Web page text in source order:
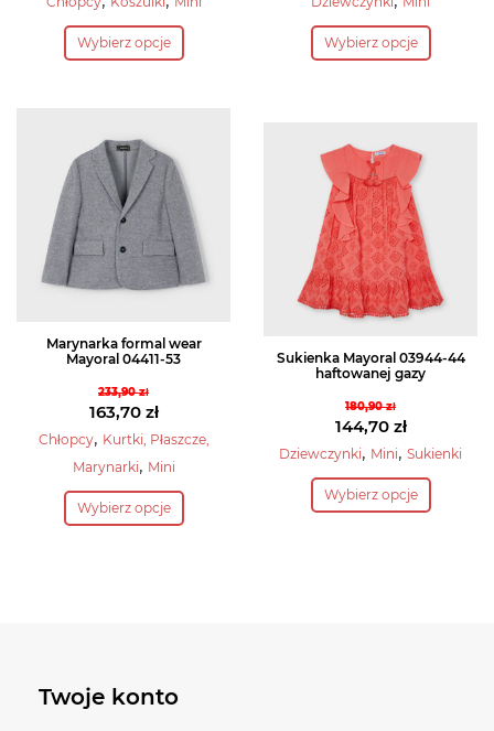
wynosiła:
74,90 zł.
cena
wynosi:
Wybierz opcje
Ten
produkt
wariantów.
Opcje
można
wybrać
na
stronie
wynosiła:
144,90 zł.
cena
wynosi:
Wybierz opcje
Ten
produkt
Opcje
można
wybrać
na
stronie
produktu
Marynarka formal wear
Mayoral 04411-53
233,90zł
Pierwotna
cena
wynosiła:
163,70 zł
Aktualna
cena
163,70 zł.
Chłopcy, Kurtki, Płaszcze,
Marynarki, Mini
Wybierz opcje
Ten
produkt
wybrać
Sukienka Mayoral 03944-44
haftowanej gazy
180,90zł
Pierwotna
cena
wynosiła:
180,90 zł.
144,70 zł
Aktualna
cena
wynosi:
Dziewczynki, Mini, Sukienki
Wybierz opcje
Ten
produkt
Twoje konto